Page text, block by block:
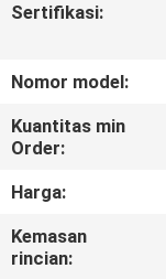
TUR
PABRIK
KONTROL
KUALITAS
HUBUNGI
Sertifikasi:
Nomor model:
Kuantitas min
Order:
Harga:
Kemasan
rincian: